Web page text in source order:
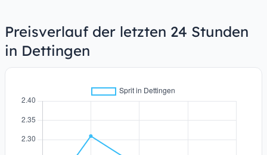
Preisverlauf der letzten 24 Stunden
in Dettingen